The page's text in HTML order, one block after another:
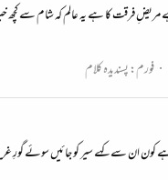
ہے مریضِ فرقت کا ہے یہ عالم کہ شام
فورم:پسندیدہ کلام
ان سے کہے سیر کو جائیں سوئے گورِ